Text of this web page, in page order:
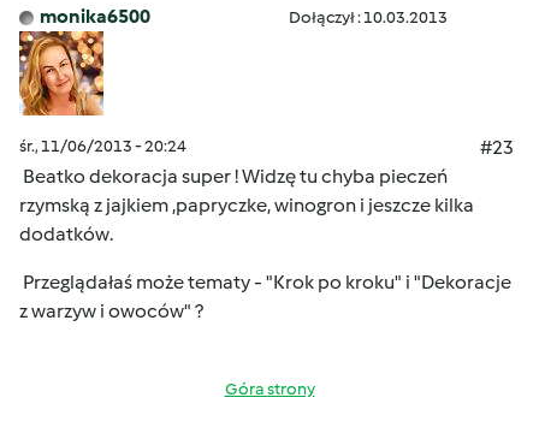
monika6500 Dołączył : 10.03.2013
śr., 11/06/2013 - 20:24
#23
Beatko dekoracja super ! Widzę tu chyba pieczeń
rzymską z jajkiem ,papryczke, winogron i jeszcze kilka
dodatków.
Przeglądałaś może tematy - "Krok po kroku" i "Dekoracje
z warzyw i owoców" ?
Góra strony